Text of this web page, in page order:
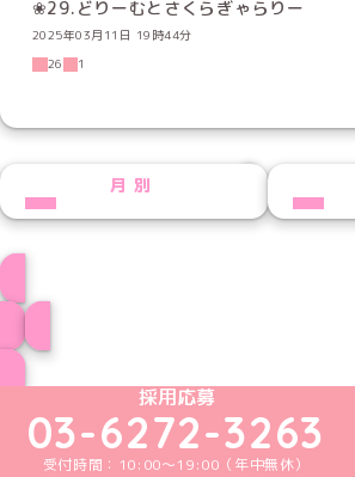
❀29.どりーむとさくらぎゃらりー
2025年03月11日 19時44分
26
1
NEXT
月別
めいどりーみんTikTok公式
めいどりーみんX公式
めいどりーみん
めいどりー
めい
採用応募
03-6272-3263
受付時間：10:00～19:00（年中無休）